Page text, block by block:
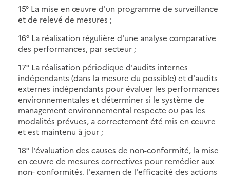
15° La mise en œuvre d'un programme de surveillance
et de relevé de mesures ;
16° La réalisation régulière d'une analyse comparative
des performances, par secteur ;
17° La réalisation périodique d'audits internes
indépendants (dans la mesure du possible) et d'audits
externes indépendants pour évaluer les performances
environnementales et déterminer si le système de
management environnemental respecte ou pas les
modalités prévues, a correctement été mis en œuvre
et est maintenu à jour ;
18° l'évaluation des causes de non-conformité, la mise
en œuvre de mesures correctives pour remédier aux
non- conformités, l'examen de l'efficacité des actions